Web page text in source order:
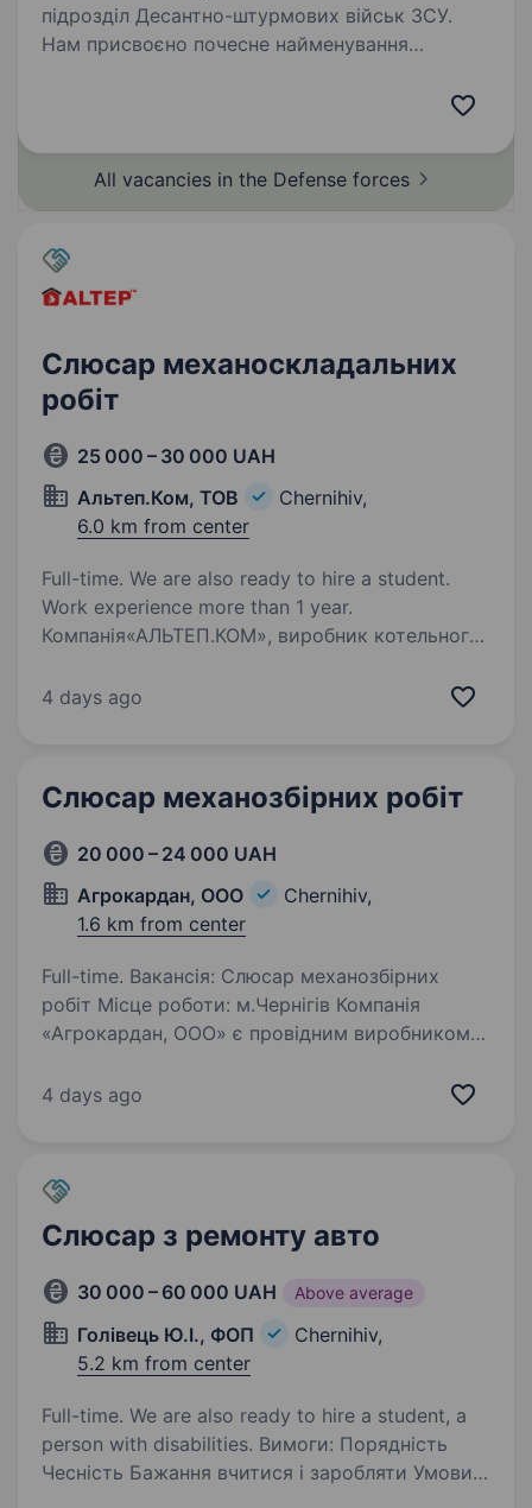
підрозділ Десантно-штурмових військ ЗСУ.
Нам присвоєно почесне найменування
All vacancies in the Defense forces
Слюсар механоскладальних
робіт
25 000 – 30 000 UAH
Альтеп.Ком, ТОВ
Chernihiv,
6.0 km from center
Full-time. We are also ready to hire a student.
Work experience more than 1 year.
Компанія«АЛЬТЕП.КОМ», виробник котельного
слюсарів механоскладальних робіт
4 days ago
Слюсар механозбірних робіт
20 000 – 24 000 UAH
Агрокардан, ООО
Chernihiv,
1.6 km from center
Full-time. Вакансія: Слюсар механозбірних
робіт Місце роботи: м.Чернігів Компанія
«Агрокардан, ООО» є провідним виробником
автомобільної та спецтехніки. Ми шукаємо
4 days ago
Слюсар з ремонту авто
30 000 – 60 000 UAH Above average
Голівець Ю.І., ФОП
Chernihiv,
5.2 km from center
Full-time. We are also ready to hire a student, a
person with disabilities. Вимоги: Порядність
Чесність Бажання вчитися і заробляти Умови